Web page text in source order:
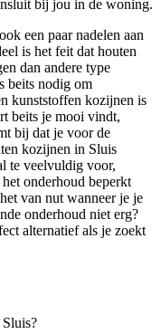
bij jou in de woning.
een paar nadelen aan
is het feit dat houten
dan andere type
beits nodig om
kunststoffen kozijnen is
beits je mooi vindt,
bij dat je voor de
kozijnen in Sluis
te veelvuldig voor,
onderhoud beperkt
van nut wanneer je je
onderhoud niet erg?
alternatief als je zoekt